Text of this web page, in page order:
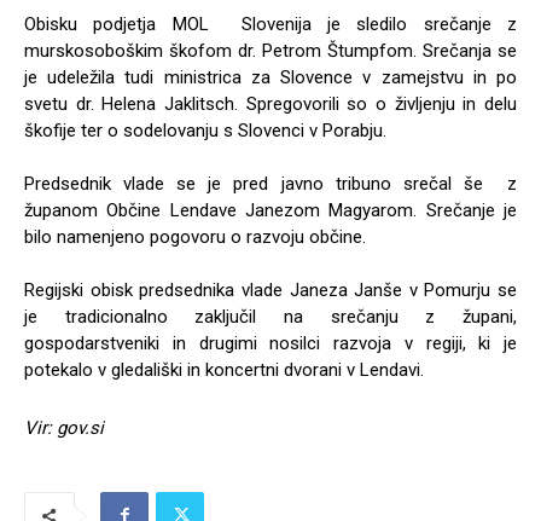
Obisku podjetja MOL Slovenija je sledilo srečanje z
murskosoboškim škofom dr. Petrom Štumpfom. Srečanja se
je udeležila tudi ministrica za Slovence v zamejstvu in po
svetu dr. Helena Jaklitsch. Spregovorili so o življenju in delu
škofije ter o sodelovanju s Slovenci v Porabju.
Predsednik vlade se je pred javno tribuno srečal še z
županom Občine Lendave Janezom Magyarom. Srečanje je
bilo namenjeno pogovoru o razvoju občine.
Regijski obisk predsednika vlade Janeza Janše v Pomurju se
je tradicionalno zaključil na srečanju z župani,
gospodarstveniki in drugimi nosilci razvoja v regiji, ki je
potekalo v gledališki in koncertni dvorani v Lendavi.
Vir: gov.si